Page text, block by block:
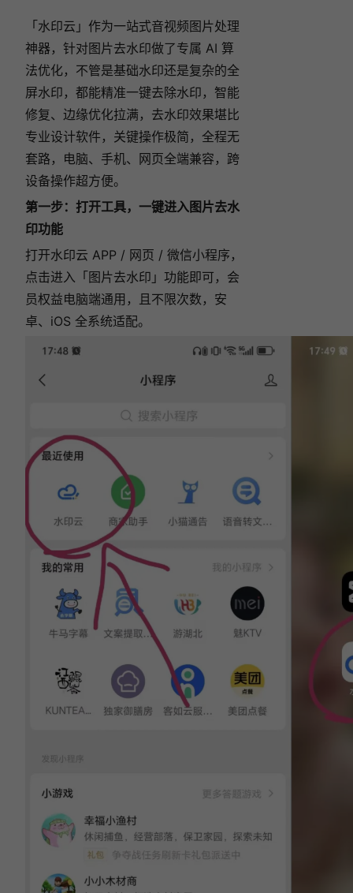
「水印云」作为一站式音视频图片处理
神器，针对图片去水印做了专属 AI 算
法优化，不管是基础水印还是复杂的全
屏水印，都能精准一键去除水印，智能
修复、边缘优化拉满，去水印效果堪比
专业设计软件，关键操作极简，全程无
套路，电脑、手机、网页全端兼容，跨
设备操作超方便。
第一步：打开工具，一键进入图片去水
印功能
打开水印云 APP / 网页 / 微信小程序，
点击进入「图片去水印」功能即可，会
员权益电脑端通用，且不限次数，安
卓、iOS 全系统适配。